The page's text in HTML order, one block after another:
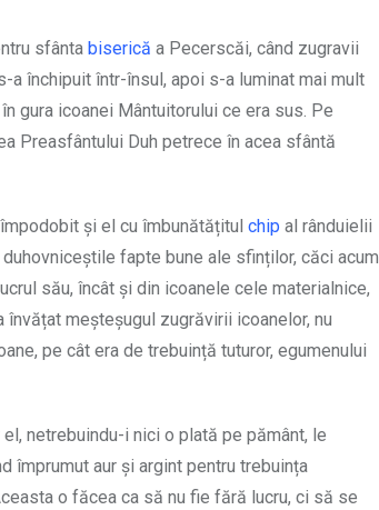
sfânta biserică a Pecerscăi, când zugravii
închipuit într-însul, apoi s-a luminat mai mult
gura icoanei Mântuitorului ce era sus. Pe
Preasfântului Duh petrece în acea sfântă
și el cu îmbunătățitul chip al rânduielii
fapte bune ale sfinților, căci acum
său, încât și din icoanele cele materialnice,
meșteșugul zugrăvirii icoanelor, nu
pe cât era de trebuință tuturor, egumenului
netrebuindu-i nici o plată pe pământ, le
împrumut aur și argint pentru trebuința
o făcea ca să nu fie fără lucru, ci să se